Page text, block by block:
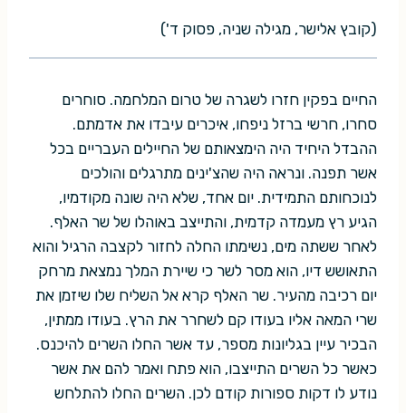
(קובץ אלישר, מגילה שניה, פסוק ד')
החיים בפקין חזרו לשגרה של טרום המלחמה. סוחרים
סחרו, חרשי ברזל ניפחו, איכרים עיבדו את אדמתם.
ההבדל היחיד היה הימצאותם של החיילים העבריים בכל
אשר תפנה. ונראה היה שהצ'ינים מתרגלים והולכים
לנוכחותם התמידית. יום אחד, שלא היה שונה מקודמיו,
הגיע רץ מעמדה קדמית, והתייצב באוהלו של שר האלף.
לאחר ששתה מים, נשימתו החלה לחזור לקצבה הרגיל והוא
התאושש דיו, הוא מסר לשר כי שיירת המלך נמצאת מרחק
יום רכיבה מהעיר. שר האלף קרא אל השליח שלו שיזמן את
שרי המאה אליו בעודו קם לשחרר את הרץ. בעודו ממתין,
הבכיר עיין בגליונות מספר, עד אשר החלו השרים להיכנס.
כאשר כל השרים התייצבו, הוא פתח ואמר להם את אשר
נודע לו דקות ספורות קודם לכן. השרים החלו להתלחש